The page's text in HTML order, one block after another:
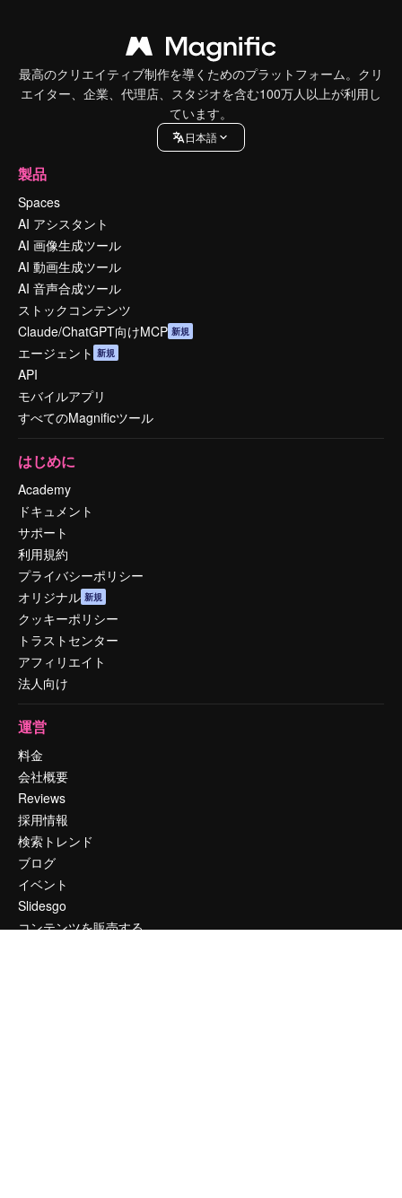
最高のクリエイティブ制作を導くためのプラットフォーム。クリ
エイター、企業、代理店、スタジオを含む100万人以上が利用し
ています。
日本語
製品
Spaces
AI アシスタント
AI 画像生成ツール
AI 動画生成ツール
AI 音声合成ツール
ストックコンテンツ
Claude/ChatGPT向けMCP 新規
エージェント 新規
API
モバイルアプリ
すべてのMagnificツール
はじめに
Academy
ドキュメント
サポート
利用規約
プライバシーポリシー
オリジナル 新規
クッキーポリシー
トラストセンター
アフィリエイト
法人向け
運営
料金
会社概要
Reviews
採用情報
検索トレンド
ブログ
イベント
Slidesgo
コンテンツを販売する